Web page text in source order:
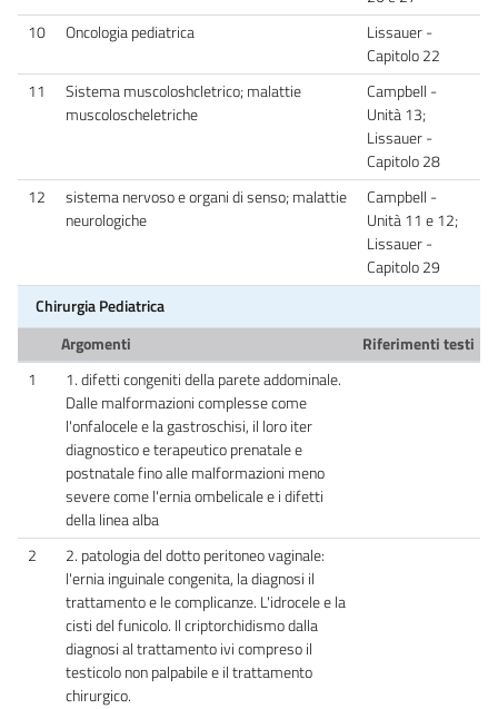
10
Oncologia pediatrica
Lissauer -
Capitolo 22
11
Sistema muscoloshcletrico; malattie
muscoloscheletriche
Campbell -
Unità 13;
Lissauer -
Capitolo 28
12
sistema nervoso e organi di senso; malattie
neurologiche
Campbell -
Unità 11 e 12;
Lissauer -
Capitolo 29
Chirurgia Pediatrica
Argomenti
Riferimenti testi
1
1. difetti congeniti della parete addominale.
Dalle malformazioni complesse come
l'onfalocele e la gastroschisi, il loro iter
diagnostico e terapeutico prenatale e
postnatale fino alle malformazioni meno
severe come l'ernia ombelicale e i difetti
della linea alba
2
2. patologia del dotto peritoneo vaginale:
l'ernia inguinale congenita, la diagnosi il
trattamento e le complicanze. L'idrocele e la
cisti del funicolo. Il criptorchidismo dalla
diagnosi al trattamento ivi compreso il
testicolo non palpabile e il trattamento
chirurgico.